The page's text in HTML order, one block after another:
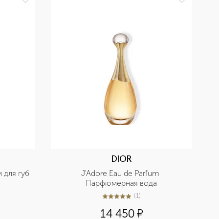
для губ
DIOR
J'Adore Eau de Parfum
Парфюмерная вода
5из 51 (1)
14 450¤